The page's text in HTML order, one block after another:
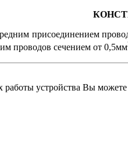
присоединением
проводов сечением от 0,5мм
устройства Вы можете